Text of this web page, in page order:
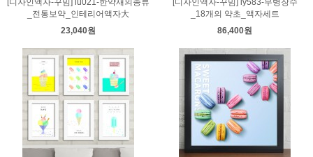
[디자인액자-꾸밈] iu021-한약재의종류
_전통보약_인테리어액자大
23,040원
[디자인액자-꾸밈] iy583-무병장수
_18개의 약초_액자세트
86,400원